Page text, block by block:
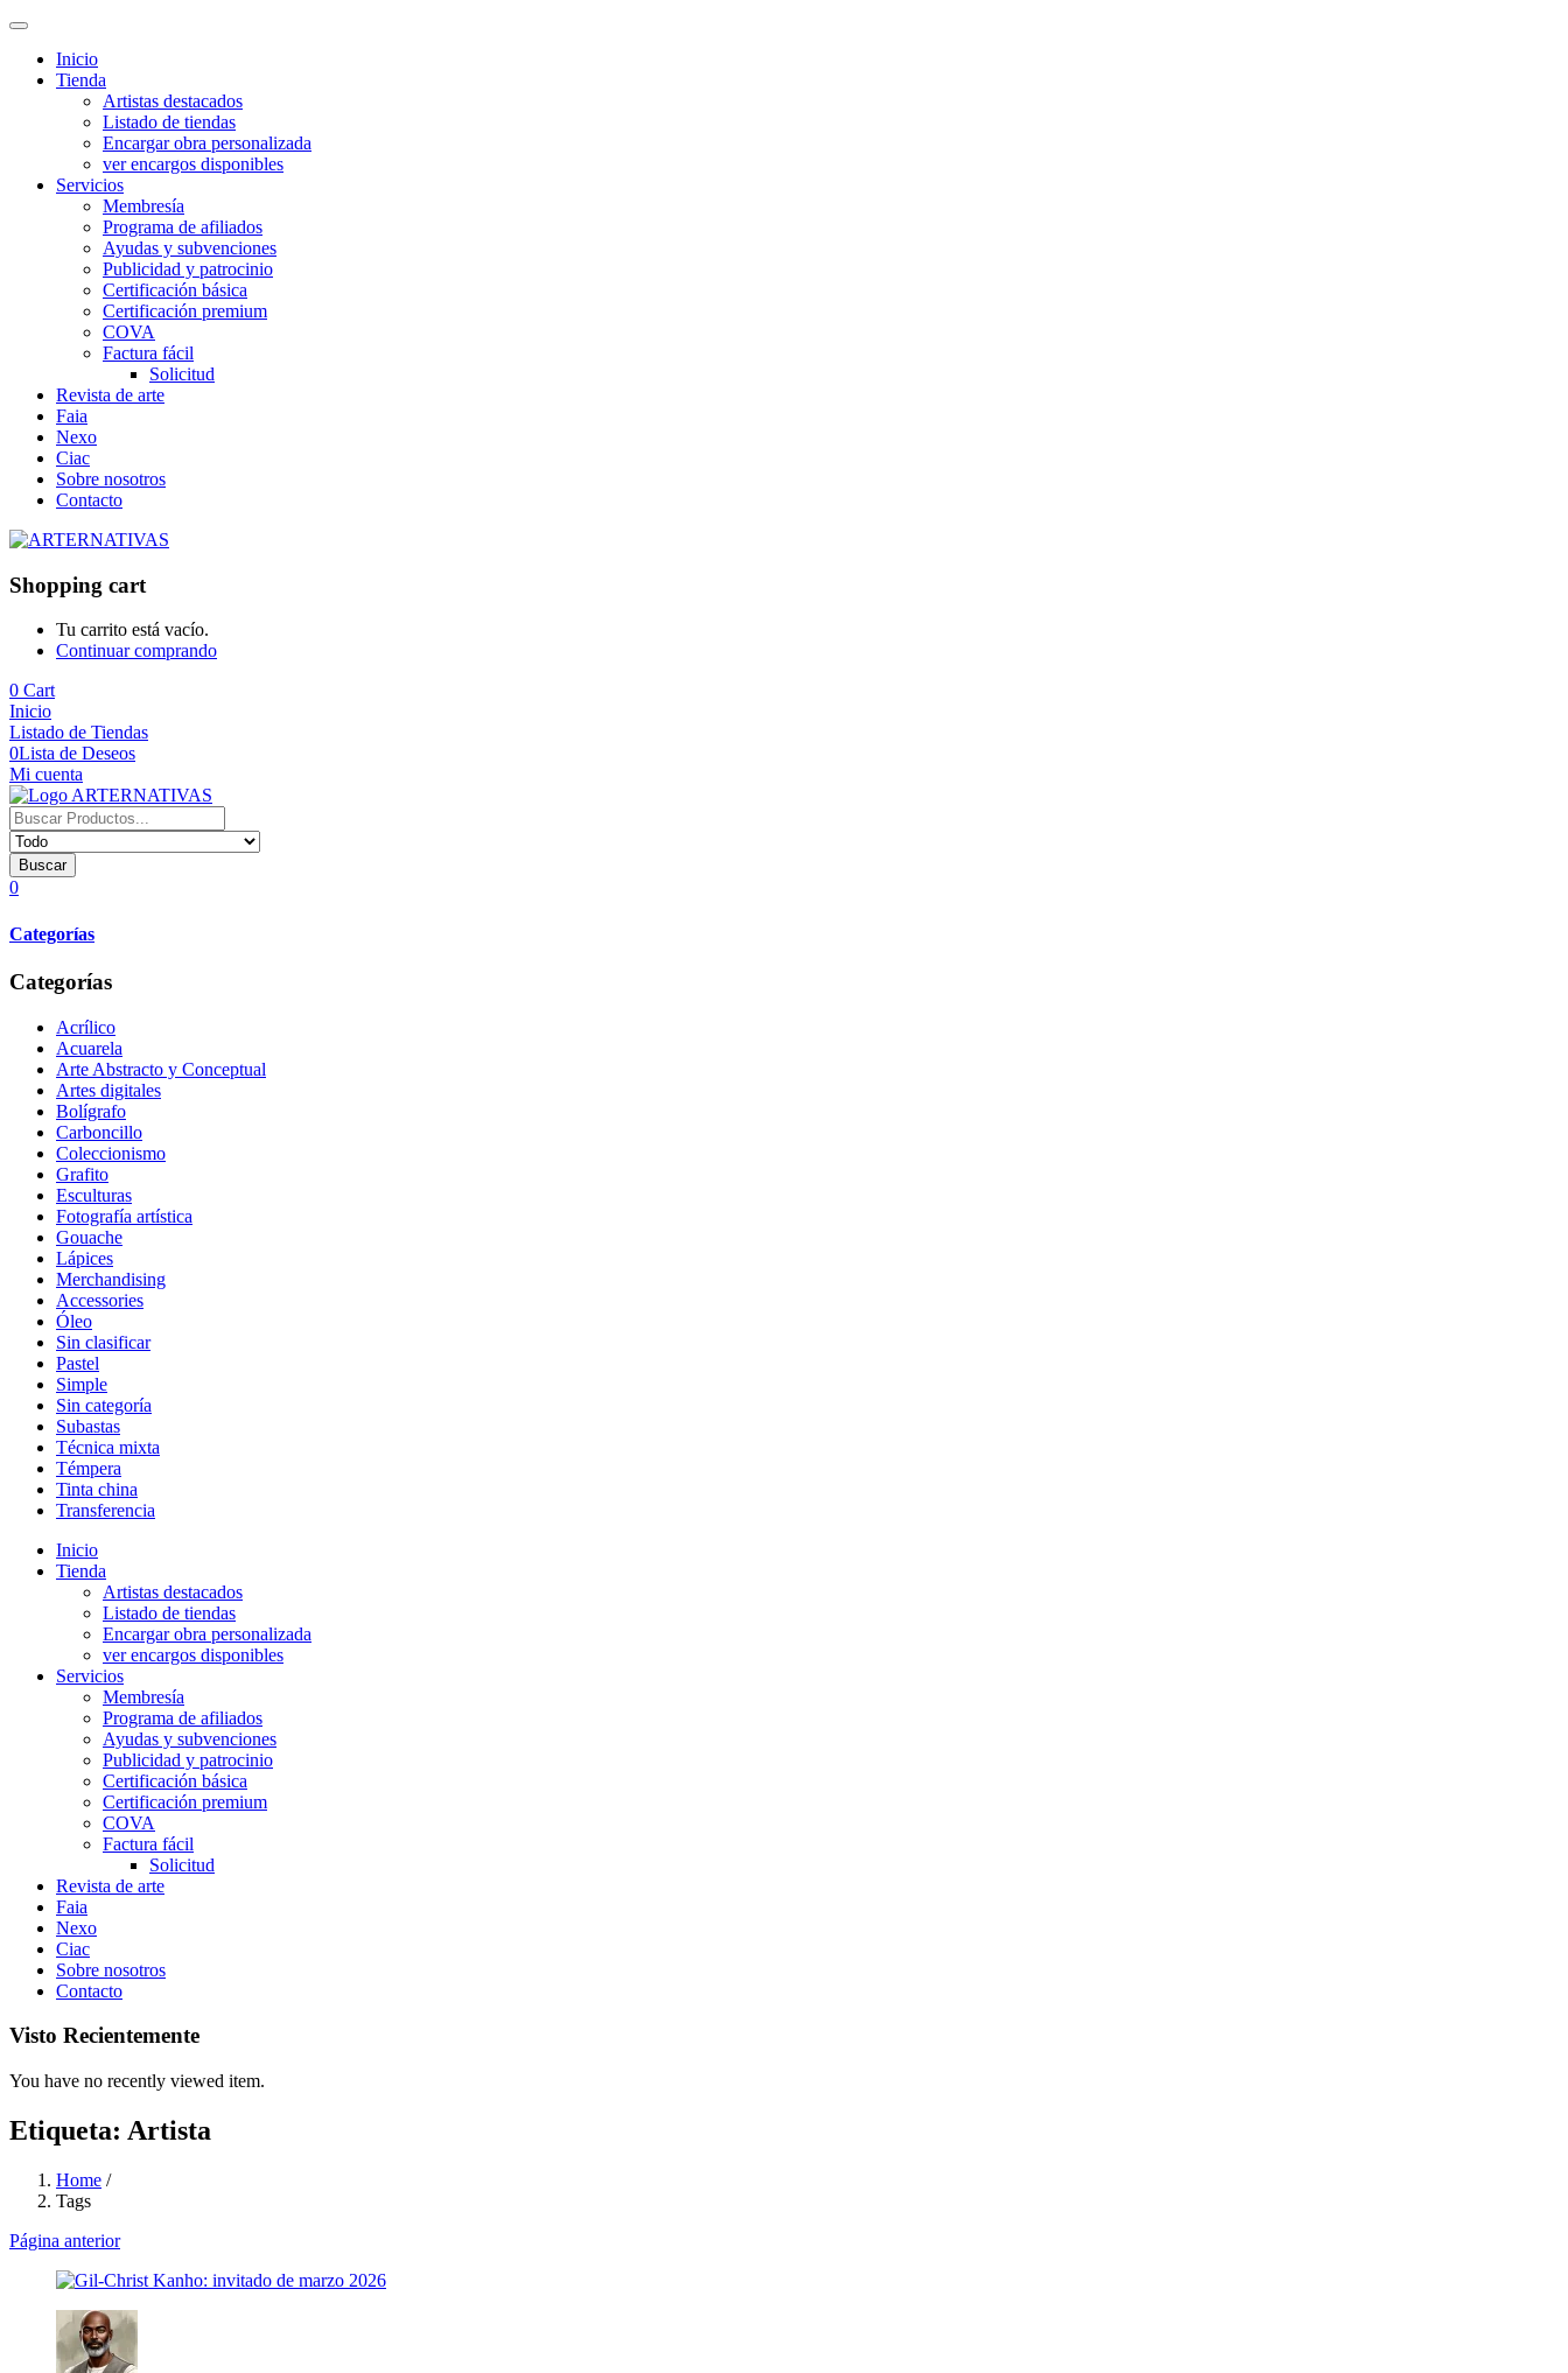
Inicio
Tienda
Artistas destacados
Listado de tiendas
Encargar obra personalizada
ver encargos disponibles
Servicios
Membresía
Programa de afiliados
Ayudas y subvenciones
Publicidad y patrocinio
Certificación básica
Certificación premium
COVA
Factura fácil
Solicitud
Revista de arte
Faia
Nexo
Ciac
Sobre nosotros
Contacto
Shopping cart
Tu carrito está vacío.
Continuar comprando
0 Cart
Inicio
Listado de Tiendas
0Lista de Deseos
Mi cuenta
Buscar
0
Categorías
Categorías
Acrílico
Acuarela
Arte Abstracto y Conceptual
Artes digitales
Bolígrafo
Carboncillo
Coleccionismo
Grafito
Esculturas
Fotografía artística
Gouache
Lápices
Merchandising
Accessories
Óleo
Sin clasificar
Pastel
Simple
Sin categoría
Subastas
Técnica mixta
Témpera
Tinta china
Transferencia
Inicio
Tienda
Artistas destacados
Listado de tiendas
Encargar obra personalizada
ver encargos disponibles
Servicios
Membresía
Programa de afiliados
Ayudas y subvenciones
Publicidad y patrocinio
Certificación básica
Certificación premium
COVA
Factura fácil
Solicitud
Revista de arte
Faia
Nexo
Ciac
Sobre nosotros
Contacto
Visto Recientemente
You have no recently viewed item.
Etiqueta: Artista
Home /
Tags
Página anterior